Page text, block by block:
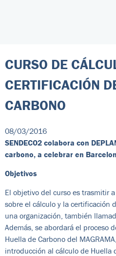
CURSO DE
CERTIFICACIÓN
CARBONO
08/03/2016
SENDECO2 colabora con
carbono, a celebrar en
Objetivos
El objetivo del curso es trasmitir
sobre el cálculo y la certificación
una organización, también
Además, se abordará el proceso
Huella de Carbono del
introducción al cálculo de Huella